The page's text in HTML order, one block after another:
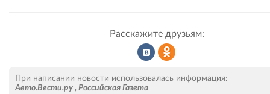
Расскажите друзьям:
При написании новости использовалась информация:
Авто.Вести.ру , Российская Газета